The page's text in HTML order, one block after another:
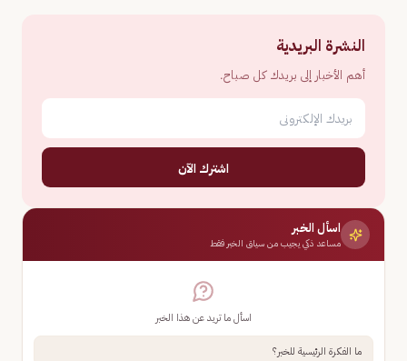
النشرة البريدية
أهم الأخبار إلى بريدك كل صباح.
اشترك الآن
اسأل الخبر
مساعد ذكي يجيب من سياق الخبر فقط
اسأل ما تريد عن هذا الخبر
ما الفكرة الرئيسية للخبر؟